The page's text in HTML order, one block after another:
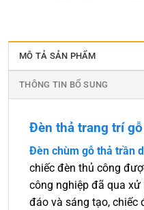
MÔ TẢ SẢN PHẨM
THÔNG TIN BỔ SUNG
Đèn thả trang trí
Đèn chùm gỗ thả trần
chiếc đèn thủ công
công nghiệp đã qua
đáo và sáng tạo, chiếc